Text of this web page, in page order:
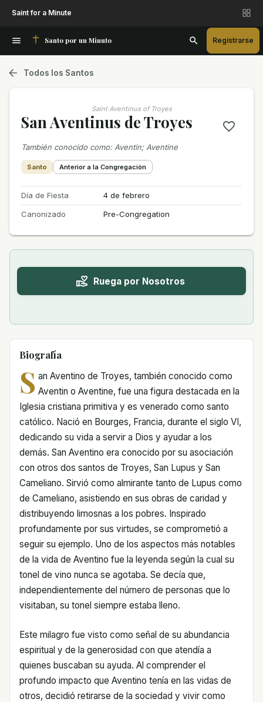
Saint for a Minute
Santo por un Minuto Registrarse
Todos los Santos
Saint Aventinus of Troyes
San Aventinus de Troyes
También conocido como: Aventin; Aventine
Santo Anterior a la Congregación
Día de Fiesta
4 de febrero
Canonizado
Pre-Congregation
Ruega por Nosotros
Biografía
S an Aventino de Troyes, también conocido como
Aventin o Aventine, fue una figura destacada en la
Iglesia cristiana primitiva y es venerado como santo
católico. Nació en Bourges, Francia, durante el siglo VI,
dedicando su vida a servir a Dios y ayudar a los
demás. San Aventino era conocido por su asociación
con otros dos santos de Troyes, San Lupus y San
Cameliano. Sirvió como almirante tanto de Lupus como
de Cameliano, asistiendo en sus obras de caridad y
distribuyendo limosnas a los pobres. Inspirado
profundamente por sus virtudes, se comprometió a
seguir su ejemplo. Uno de los aspectos más notables
de la vida de Aventino fue la leyenda según la cual su
tonel de vino nunca se agotaba. Se decía que,
independientemente del número de personas que lo
visitaban, su tonel siempre estaba lleno.
Este milagro fue visto como señal de su abundancia
espiritual y de la generosidad con que atendía a
quienes buscaban su ayuda. Al comprender el
profundo impacto que Aventino tenía en las vidas de
otros, decidió retirarse de la sociedad y vivir como